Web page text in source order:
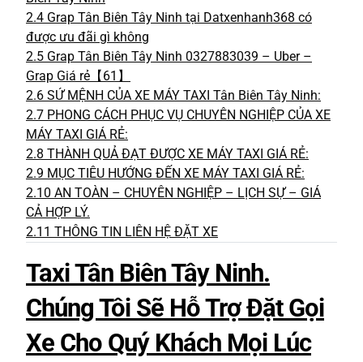
2.4 Grap Tân Biên Tây Ninh tại Datxenhanh368 có
được ưu đãi gì không
2.5 Grap Tân Biên Tây Ninh 0327883039 – Uber –
Grap Giá rẻ【61】
2.6 SỨ MỆNH CỦA XE MÁY TAXI Tân Biên Tây Ninh:
2.7 PHONG CÁCH PHỤC VỤ CHUYÊN NGHIỆP CỦA XE
MÁY TAXI GIÁ RẺ:
2.8 THÀNH QUẢ ĐẠT ĐƯỢC XE MÁY TAXI GIÁ RẺ:
2.9 MỤC TIÊU HƯỚNG ĐẾN XE MÁY TAXI GIÁ RẺ:
2.10 AN TOÀN – CHUYÊN NGHIỆP – LỊCH SỰ – GIÁ
CẢ HỢP LÝ.
2.11 THÔNG TIN LIÊN HỆ ĐẶT XE
Taxi Tân Biên Tây Ninh.
Chúng Tôi Sẽ Hỗ Trợ Đặt Gọi
Xe Cho Quý Khách Mọi Lúc